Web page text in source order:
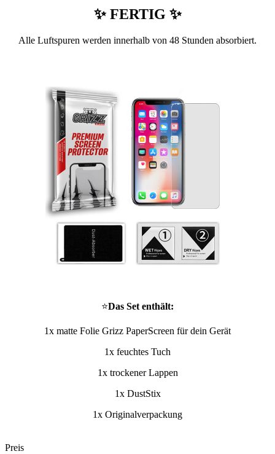
✨ FERTIG ✨
Alle Luftspuren werden innerhalb von 48 Stunden absorbiert.
⭐Das Set enthält:
1x matte Folie Grizz PaperScreen für dein Gerät
1x feuchtes Tuch
1x trockener Lappen
1x DustStix
1x Originalverpackung
Preis